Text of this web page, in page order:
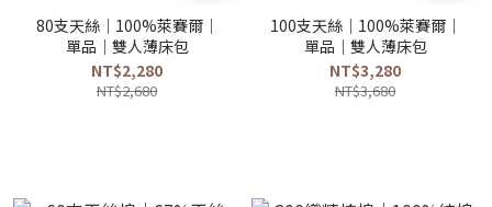
80支天絲｜100%萊賽爾｜
單品｜雙人薄床包
NT$2,280
NT$2,680
100支天絲｜100%萊賽爾｜
單品｜雙人薄床包
NT$3,280
NT$3,680